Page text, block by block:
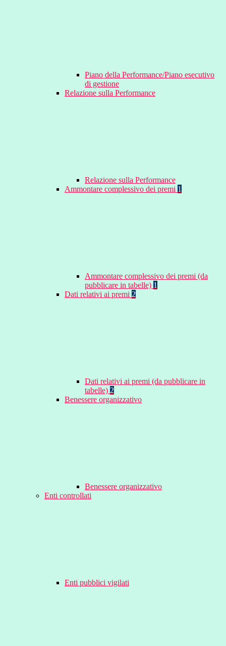
Piano della Performance/Piano esecutivo
di gestione
Relazione sulla Performance
Relazione sulla Performance
Ammontare complessivo dei premi 1
Ammontare complessivo dei premi (da
pubblicare in tabelle) 1
Dati relativi ai premi 2
Dati relativi ai premi (da pubblicare in
tabelle) 2
Benessere organizzativo
Benessere organizzativo
Enti controllati
Enti pubblici vigilati